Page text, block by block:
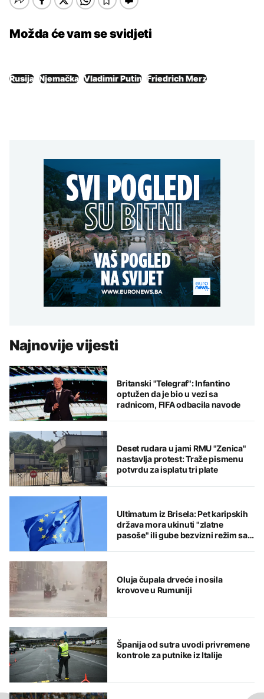
Možda će vam se svidjeti
Rusija Njemačka Vladimir Putin Friedrich Merz
Najnovije vijesti
Britanski "Telegraf": Infantino
optužen da je bio u vezi sa
radnicom, FIFA odbacila navode
Deset rudara u jami RMU "Zenica"
nastavlja protest: Traže pismenu
potvrdu za isplatu tri plate
Ultimatum iz Brisela: Pet karipskih
država mora ukinuti "zlatne
pasoše" ili gube bezvizni režim sa
Oluja čupala drveće i nosila
krovove u Rumuniji
Španija od sutra uvodi privremene
kontrole za putnike iz Italije